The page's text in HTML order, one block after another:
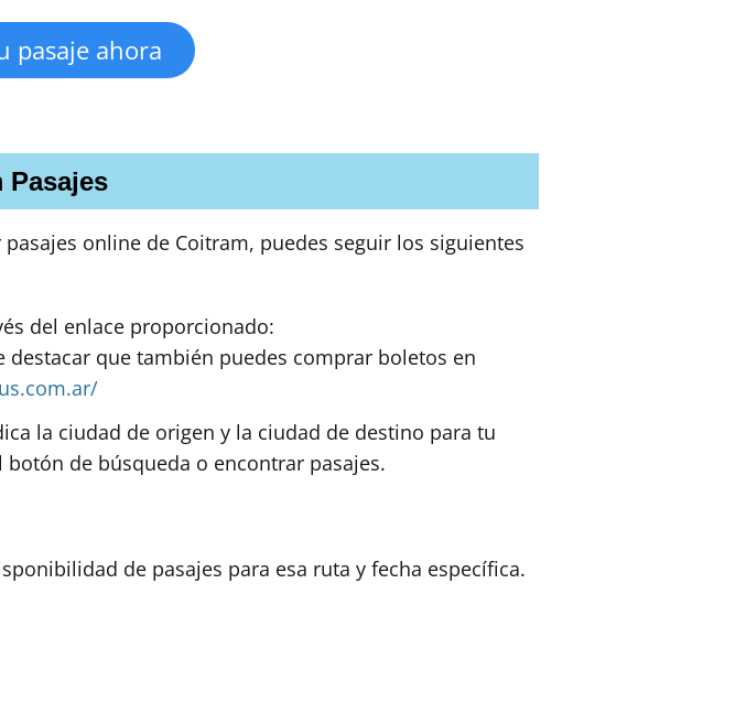
pasaje ahora
Pasajes
pasajes online de Coitram, puedes seguir los siguientes
del enlace proporcionado:
destacar que también puedes comprar boletos en
la ciudad de origen y la ciudad de destino para tu
de búsqueda o encontrar pasajes.
de pasajes para esa ruta y fecha específica.